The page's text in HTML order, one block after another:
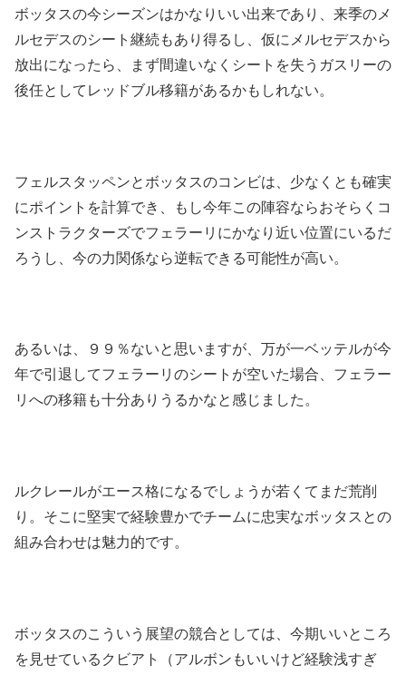
ボッタスの今シーズンはかなりいい出来であり、来季のメ
ルセデスのシート継続もあり得るし、仮にメルセデスから
放出になったら、まず間違いなくシートを失うガスリーの
後任としてレッドブル移籍があるかもしれない。
フェルスタッペンとボッタスのコンビは、少なくとも確実
にポイントを計算でき、もし今年この陣容ならおそらくコ
ンストラクターズでフェラーリにかなり近い位置にいるだ
ろうし、今の力関係なら逆転できる可能性が高い。
あるいは、９９％ないと思いますが、万が一ベッテルが今
年で引退してフェラーリのシートが空いた場合、フェラー
リへの移籍も十分ありうるかなと感じました。
ルクレールがエース格になるでしょうが若くてまだ荒削
り。そこに堅実で経験豊かでチームに忠実なボッタスとの
組み合わせは魅力的です。
ボッタスのこういう展望の競合としては、今期いいところ
を見せているクビアト（アルボンもいいけど経験浅すぎ